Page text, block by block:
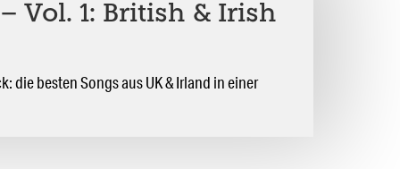
Vol. 1: British & Irish
die besten Songs aus UK & Irland in einer